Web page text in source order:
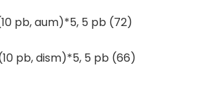
pb, aum)*5, 5 pb (72)
pb, dism)*5, 5 pb (66)